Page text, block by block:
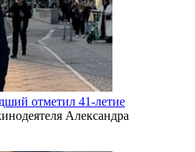
отметил 41-летие
Александра